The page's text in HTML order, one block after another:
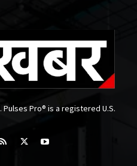
Pro® is a registered U.S.